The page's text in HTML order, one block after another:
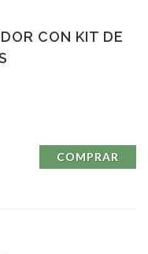
CON KIT DE
COMPRAR